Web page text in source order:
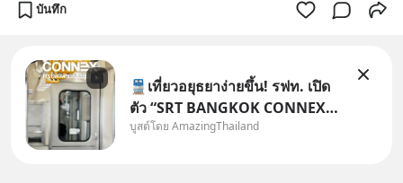
บันทึก
🚆เที่ยวอยุธยาง่ายขึ้น! รฟท. เปิด
ตัว “SRT BANGKOK CONNEX”
รถไฟชานเมืองปรับอากาศ เชื่อม
บูสต์โดย AmazingThailand